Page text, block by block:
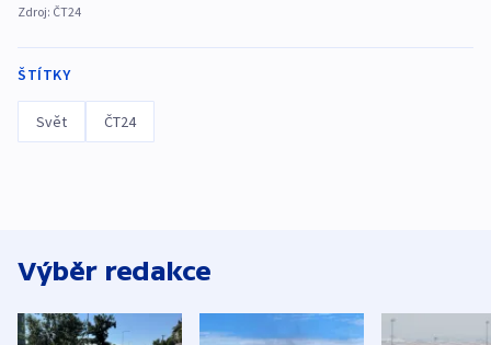
Zdroj: ČT24
ŠTÍTKY
Svět ČT24
Výběr redakce